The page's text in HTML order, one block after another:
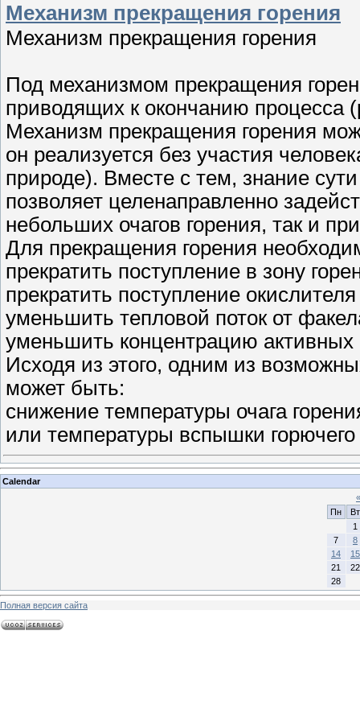
Механизм прекращения горения
Механизм прекращения горения
Под механизмом прекращения
приводящих к окончанию процесса
Механизм прекращения горения
он реализуется без участия
природе). Вместе с тем, знание
позволяет целенаправленно
небольших очагов горения, так и
Для прекращения горения
прекратить поступление в зону
прекратить поступление
уменьшить тепловой поток от
уменьшить концентрацию активных
Исходя из этого, одним из
может быть:
снижение температуры очага
или температуры вспышки горючего
Calendar
«
Пн
Вт
1
7
8
14
15
21
22
28
Полная версия сайта